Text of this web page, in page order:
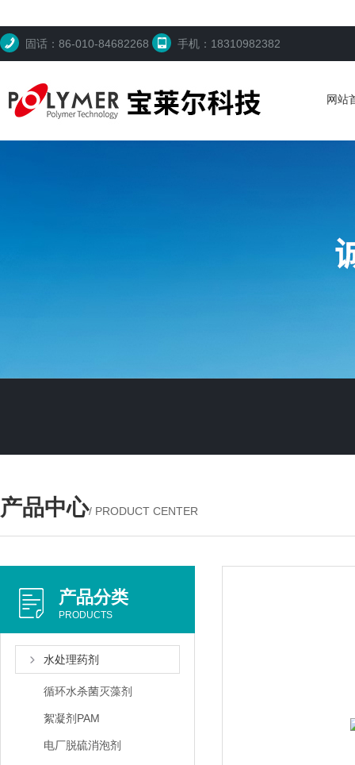
固话：86-010-84682268 手机：18310982382
网站
产品中心/ PRODUCT CENTER
产品分类
PRODUCTS
水处理药剂
循环水杀菌灭藻剂
絮凝剂PAM
电厂脱硫消泡剂